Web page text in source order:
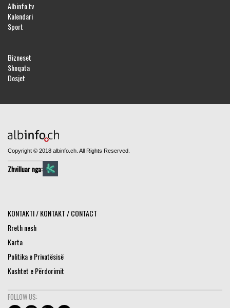
Albinfo.tv
Kalendari
Sport
Bizneset
Shoqata
Dosjet
Copyright © 2018 albinfo.ch. All Rights Reserved.
Zhvilluar nga:
KONTAKTI / KONTAKT / CONTACT
Rreth nesh
Karta
Politika e Privatësisë
Kushtet e Përdorimit
FOLLOW US: